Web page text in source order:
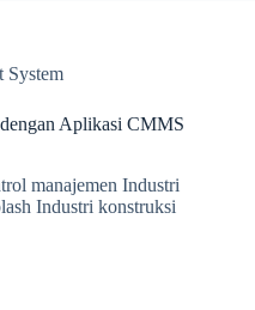
System
Aplikasi CMMS
manajemen Industri
Industri konstruksi